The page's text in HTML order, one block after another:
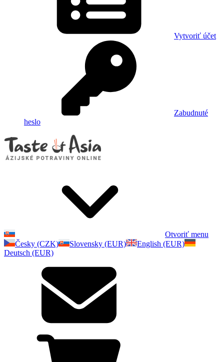
Vytvoriť účet
Zabudnuté
heslo
Otvoriť menu
Česky (CZK)
Slovensky (EUR)
English (EUR)
Deutsch (EUR)